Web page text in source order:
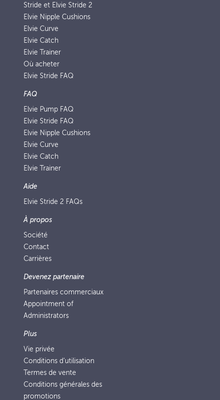
Stride et Elvie Stride 2
Elvie Nipple Cushions
Elvie Curve
Elvie Catch
Elvie Trainer
Où acheter
Elvie Stride FAQ
FAQ
Elvie Pump FAQ
Elvie Stride FAQ
Elvie Nipple Cushions
Elvie Curve
Elvie Catch
Elvie Trainer
Aide
Elvie Stride 2 FAQs
À propos
Société
Contact
Carrières
Devenez partenaire
Partenaires commerciaux
Appointment of
Administrators
Plus
Vie privée
Conditions d’utilisation
Termes de vente
Conditions générales des
promotions